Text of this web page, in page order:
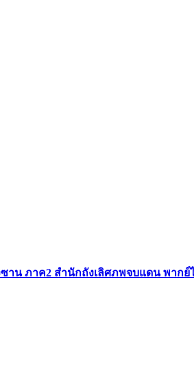
งซาน ภาค2 สำนักถังเลิศภพจบแดน พากย์